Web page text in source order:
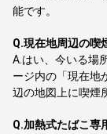
能です。
Q.現在地周辺の喫
A. はい、今いる場
ージ内の「現在地
辺の地図上に喫煙
Q.加熱式たばこ専